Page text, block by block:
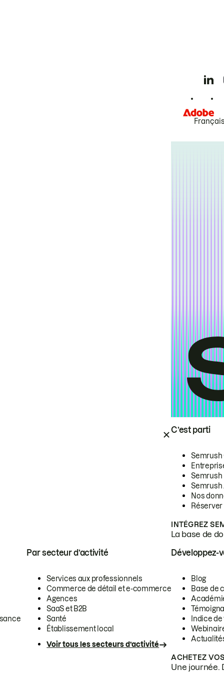
C’est parti
Semrush
Semrush
Semrush
Nos
INTÉGREZ
La base de
Par secteur d’activité
Services aux professionnels
Commerce de détail et e-commerce
Agences
SaaS et B2B
Santé
Établissement local
Voir tous les secteurs d’activité
Développez-
Blog
Base de
Indice
ACHETEZ
Une journée.